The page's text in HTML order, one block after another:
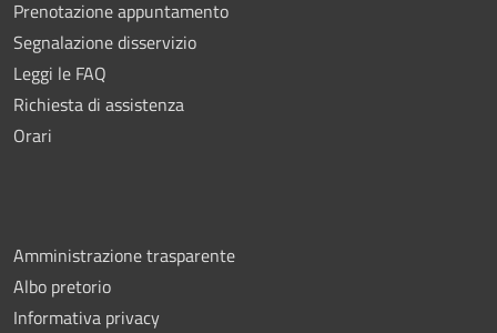
Prenotazione appuntamento
Segnalazione disservizio
Leggi le FAQ
Richiesta di assistenza
Orari
Amministrazione trasparente
Albo pretorio
Informativa privacy